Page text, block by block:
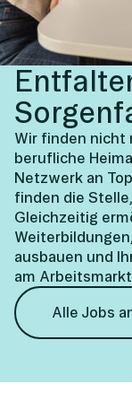
Wir finden nicht
berufliche
Netzwerk an
finden die
Gleichzeitig
ausbauen und
am
Alle Jobs